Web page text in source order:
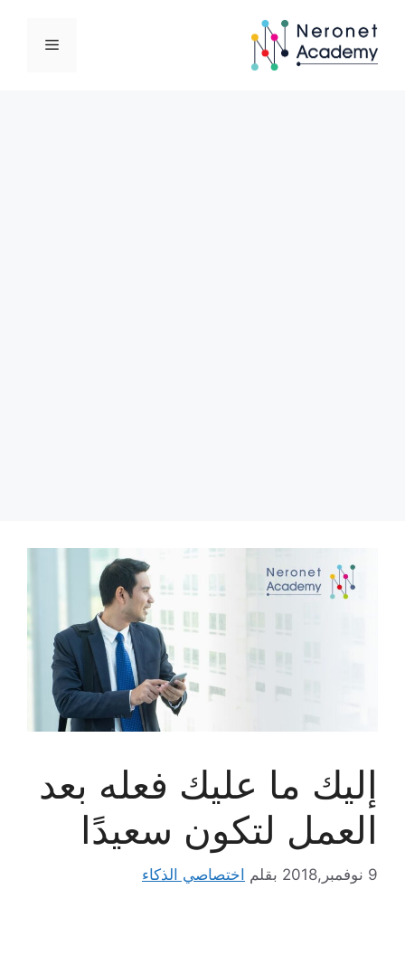
المحتوى
القائمة
إليك ما عليك فعله بعد
العمل لتكون سعيدًا
9 نوفمبر,2018 بقلم اختصاصي الذكاء